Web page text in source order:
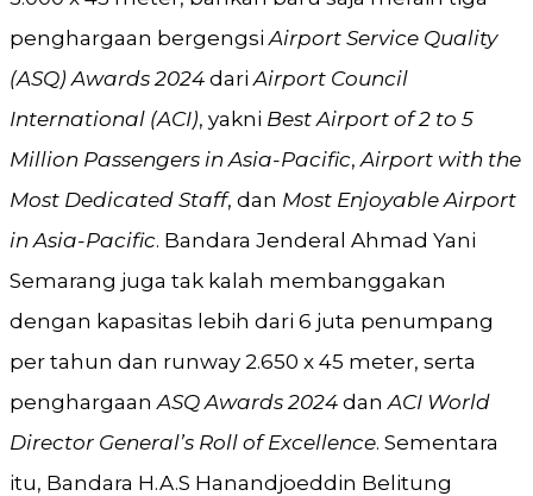
penghargaan bergengsi Airport Service Quality
(ASQ) Awards 2024 dari Airport Council
International (ACI), yakni Best Airport of 2 to 5
Million Passengers in Asia-Pacific, Airport with the
Most Dedicated Staff, dan Most Enjoyable Airport
in Asia-Pacific. Bandara Jenderal Ahmad Yani
Semarang juga tak kalah membanggakan
dengan kapasitas lebih dari 6 juta penumpang
per tahun dan runway 2.650 x 45 meter, serta
penghargaan ASQ Awards 2024 dan ACI World
Director General’s Roll of Excellence. Sementara
itu, Bandara H.A.S Hanandjoeddin Belitung